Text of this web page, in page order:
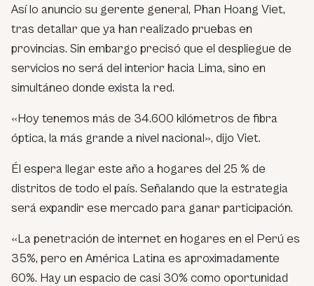
Así lo anuncio su gerente general, Phan Hoang Viet,
tras detallar que ya han realizado pruebas en
provincias. Sin embargo precisó que el despliegue de
servicios no será del interior hacia Lima, sino en
simultáneo donde exista la red.
«Hoy tenemos más de 34.600 kilómetros de fibra
óptica, la más grande a nivel nacional», dijo Viet.
Él espera llegar este año a hogares del 25 % de
distritos de todo el país. Señalando que la estrategia
será expandir ese mercado para ganar participación.
«La penetración de internet en hogares en el Perú es
35%, pero en América Latina es aproximadamente
60%. Hay un espacio de casi 30% como oportunidad